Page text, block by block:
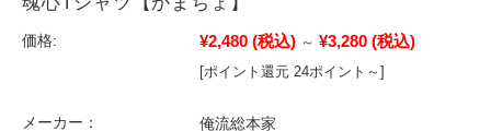
価格: ¥2,480 (税込) ～ ¥3,280 (税込)
[ポイント還元 24ポイント～]
メーカー：
俺流総本家